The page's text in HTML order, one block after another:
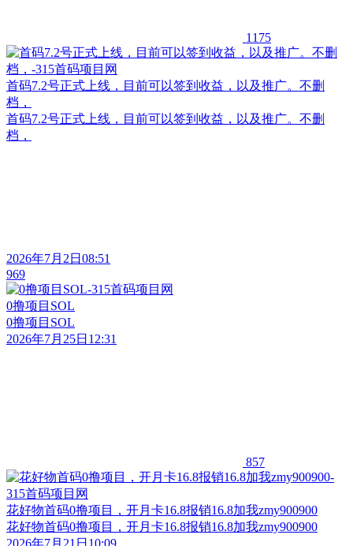
1175
首码7.2号正式上线，目前可以签到收益，以及推广。不删
档，
首码7.2号正式上线，目前可以签到收益，以及推广。不删
档，
2026年7月2日08:51
969
0撸项目SOL
0撸项目SOL
2026年7月25日12:31
857
花好物首码0撸项目，开月卡16.8报销16.8加我zmy900900
花好物首码0撸项目，开月卡16.8报销16.8加我zmy900900
2026年7月21日10:09